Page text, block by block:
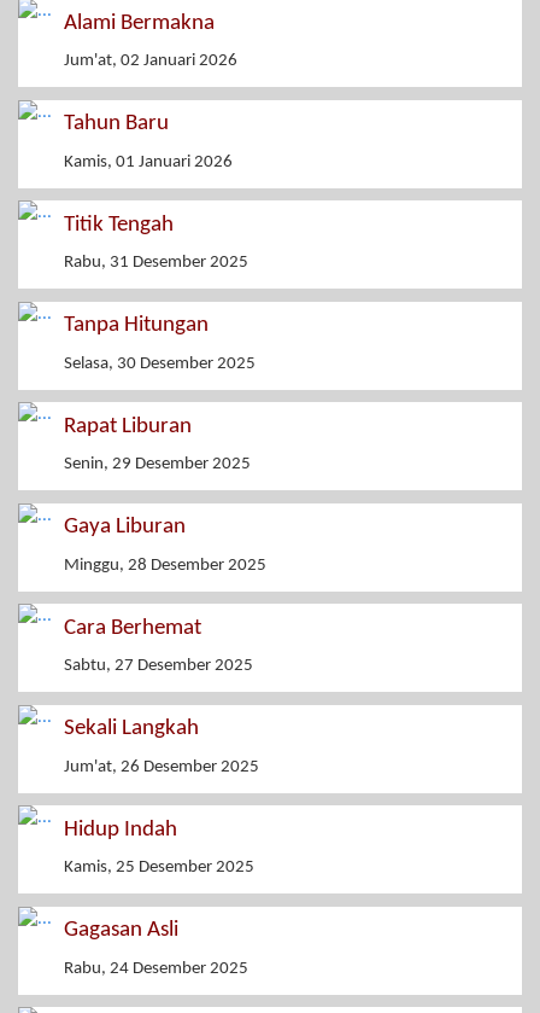
Alami Bermakna
Jum'at, 02 Januari 2026
Tahun Baru
Kamis, 01 Januari 2026
Titik Tengah
Rabu, 31 Desember 2025
Tanpa Hitungan
Selasa, 30 Desember 2025
Rapat Liburan
Senin, 29 Desember 2025
Gaya Liburan
Minggu, 28 Desember 2025
Cara Berhemat
Sabtu, 27 Desember 2025
Sekali Langkah
Jum'at, 26 Desember 2025
Hidup Indah
Kamis, 25 Desember 2025
Gagasan Asli
Rabu, 24 Desember 2025